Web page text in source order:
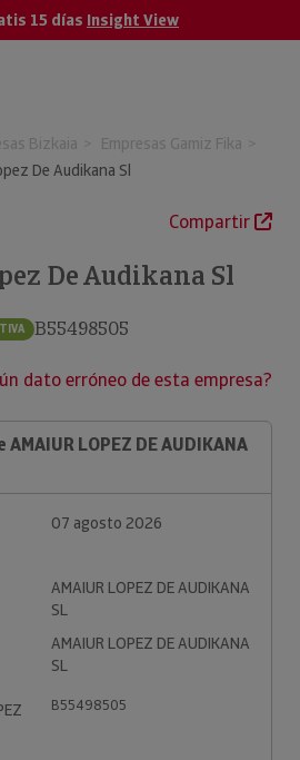
15 días Insight View
Bizkaia
Empresas Gamiz Fika
De Audikana Sl
Compartir
De Audikana Sl
B55498505
dato erróneo de esta empresa?
LOPEZ DE AUDIKANA
07 agosto 2026
AMAIUR LOPEZ DE AUDIKANA
SL
AMAIUR LOPEZ DE AUDIKANA
SL
B55498505